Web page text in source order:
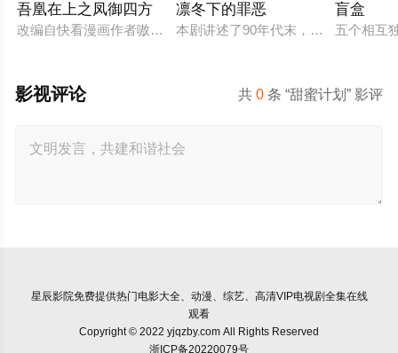
吾凰在上之凤御四方
改编自快看漫画作者嗷小泽的独家连载漫画《吾凰在上》。现
凛冬下的罪恶
本剧讲述了90年代末，怒河市刑侦支
盲盒
五个相互
共0 条 “甜蜜计划” 影评
影视评论
星辰影院免费提供热门电影大全、动漫、综艺、高清VIP电视剧全集在线
观看
Copyright © 2022 yjqzby.com All Rights Reserved
浙ICP备20220079号